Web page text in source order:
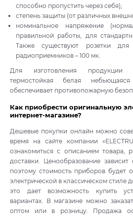
способно пропустить через себя);
степень защиты (от различных
номинальное напряжение
правильной работы, для
Также существуют розетки
радиоприемников – 100 мк.
Для изготовления продукции
термостойкая белая
обеспечивает противопожарную
Как приобрести оригинальную
интернет-магазине?
Дешевые покупки онлайн можно
время на сайте компании
ознакомиться с описанием товара,
доставки. Ценообразование
поэтому стоимость приборов будет
электрической в классическом стиле
это дает возможность купить
вариантах. В магазине можно
оптом или в розницу. Продажа